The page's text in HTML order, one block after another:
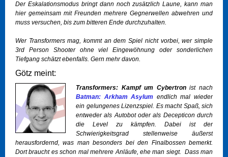
Der Eskalationsmodus bringt dann noch zusätzlich Laune, kann man
hier gemeinsam mit Freunden mehrere Gegnerwellen abwehren und
muss versuchen, bis zum bitteren Ende durchzuhalten.
Wer Transformers mag, kommt an dem Spiel nicht vorbei, wer simple
3rd Person Shooter ohne viel Eingewöhnung oder sonderlichen
Tiefgang schätzt ebenfalls. Gern mehr davon.
Götz meint:
Transformers: Kampf um Cybertronist nach
Batman: Arkham Asylum endlich mal wieder
ein gelungenes Lizenzspiel. Es macht Spaß, sich
entweder als Autobot oder als Decepticon durch
die Level zu kämpfen. Dabei ist der
Schwierigkeitsgrad stellenweise äußerst
herausfordernd, was man besonders bei den Finalbossen bemerkt.
Dort braucht es schon mal mehrere Anläufe, ehe man siegt. Dass man